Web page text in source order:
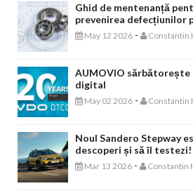
Ghid de mentenanță
prevenirea defecțiunilor
May 12 2026 - Constantin
AUMOVIO sărbătorește
digital
May 02 2026 - Constantin
Noul Sandero Stepway
descoperi și să îl testezi!
Mar 13 2026 - Constantin